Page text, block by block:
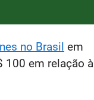
no Brasil em
100 em relação à